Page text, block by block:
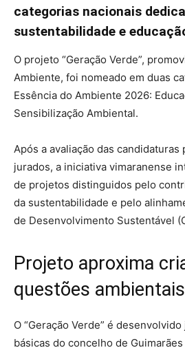
categorias nacionais
sustentabilidade e
O projeto “Geração Verde”,
Ambiente, foi nomeado em duas
Essência do Ambiente 2026:
Sensibilização Ambiental.
Após a avaliação das candidaturas
jurados, a iniciativa vimaranense
de projetos distinguidos pelo
da sustentabilidade e pelo
de Desenvolvimento Sustentável
Projeto aproxima
questões ambientais
O “Geração Verde” é
básicas do concelho de